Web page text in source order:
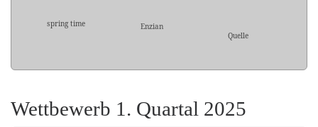
spring time
Enzian
Quelle
Wettbewerb 1. Quartal 2025